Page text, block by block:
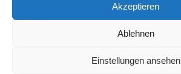
Akzeptieren
Ablehnen
Einstellungen ansehen
Cookie-Richtlinie (EU)
office@sab-group.com